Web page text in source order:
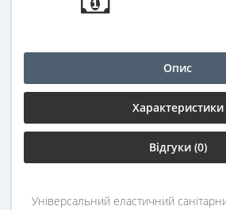
Опис
Характеристики
Відгуки (0)
Універсальний еластичний